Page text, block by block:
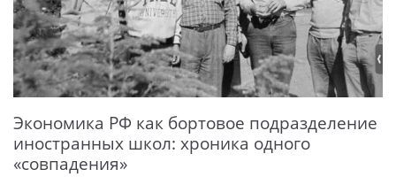
Экономика РФ как бортовое подразделение
иностранных школ: хроника одного
«совпадения»